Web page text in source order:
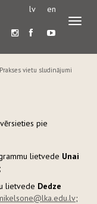
lv en
Prakses vietu sludinājumi
vērsieties pie
lietvede Unai
;
lietvede Dedze
;